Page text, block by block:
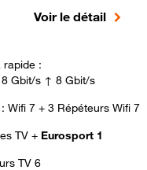
Voir le détail
rapide :
Gbit/s ↑ 8 Gbit/s
Wifi 7 + 3 Répéteurs Wifi 7
TV + Eurosport 1
TV 6